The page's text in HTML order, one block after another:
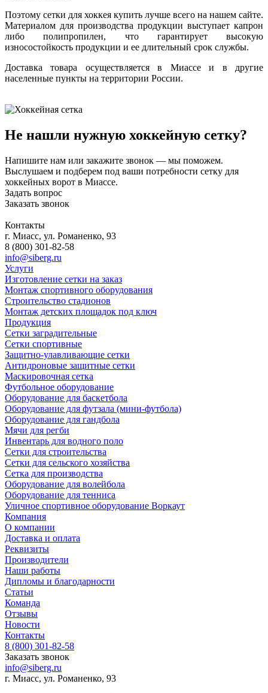
Поэтому сетки для хоккея купить лучше всего на нашем сайте.
Материалом для производства продукции выступает капрон
либо полипропилен, что гарантирует высокую
износостойкость продукции и ее длительный срок службы.
Доставка товара осуществляется в Миассе и в другие
населенные пункты на территории России.
Не нашли нужную хоккейную сетку?
Напишите нам или закажите звонок — мы поможем.
Выслушаем и подберем под ваши потребности сетку для
хоккейных ворот в Миассе.
Задать вопрос
Заказать звонок
Контакты
г. Миасс, ул. Романенко, 93
8 (800) 301-82-58
info@siberg.ru
Услуги
Изготовление сетки на заказ
Монтаж спортивного оборудования
Строительство стадионов
Монтаж детских площадок под ключ
Продукция
Сетки заградительные
Сетки спортивные
Защитно-улавливающие сетки
Антидроновые защитные сетки
Маскировочная сетка
Футбольное оборудование
Оборудование для баскетбола
Оборудование для футзала (мини-футбола)
Оборудование для гандбола
Мячи для регби
Инвентарь для водного поло
Сетки для строительства
Сетки для сельского хозяйства
Сетка для производства
Оборудование для волейбола
Оборудование для тенниса
Уличное спортивное оборудование Воркаут
Компания
О компании
Доставка и оплата
Реквизиты
Производители
Наши работы
Дипломы и благодарности
Статьи
Команда
Отзывы
Новости
Контакты
8 (800) 301-82-58
Заказать звонок
info@siberg.ru
г. Миасс, ул. Романенко, 93